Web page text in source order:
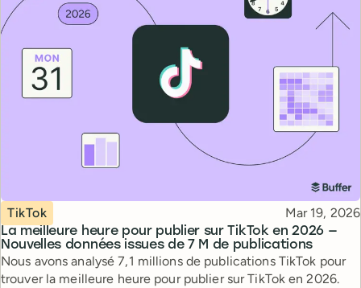
La meilleure heure pour publier sur TikTok en 2026 —
Nouvelles données issues de 7 M de publications
Topic
TikTok Published
Mar 19, 2026
Nous avons analysé 7,1 millions de publications TikTok pour
trouver la meilleure heure pour publier sur TikTok en 2026.